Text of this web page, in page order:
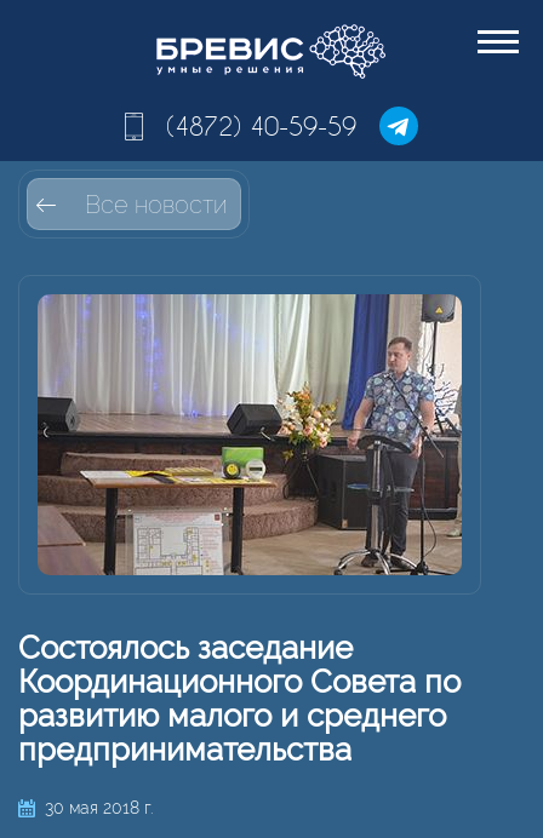
(4872) 40-59-59
Все новости
Состоялось заседание
Координационного Совета по
развитию малого и среднего
предпринимательства
30 мая 2018 г.